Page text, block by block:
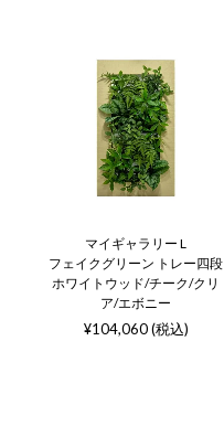
マイギャラリー L
フェイクグリーン トレー四段
ホワイトウッド/チーク/クリ
ア/エボニー
¥104,060 (税込)